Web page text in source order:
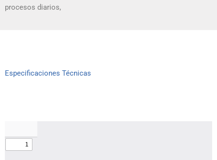
procesos diarios,
Especificaciones Técnicas